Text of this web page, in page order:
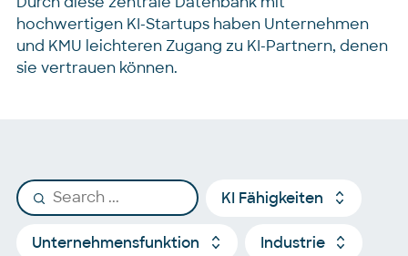
hochwertigen KI-Startups haben Unternehmen
und KMU leichteren Zugang zu KI-Partnern, denen
sie vertrauen können.
KI Fähigkeiten
Unternehmensfunktion Industrie